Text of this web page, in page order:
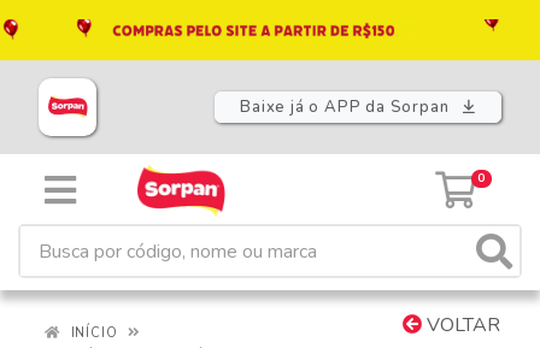
Baixe já o APP da Sorpan
0
VOLTAR
INÍCIO